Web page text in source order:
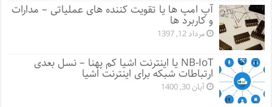
آپ امپ ها یا تقویت کننده های عملیاتی – مدارات
و کاربرد ها
مرداد 12, 1397
NB-IoT یا اینترنت اشیا کم پهنا – نسل بعدی
ارتباطات شبکه برای اینترنت اشیا
آبان 30, 1400